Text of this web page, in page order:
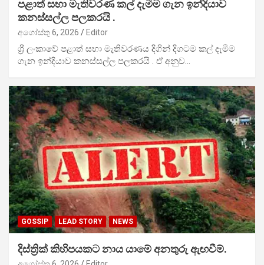
පළාත් සභා මැතිවරණ කල් දැමීම ගැන ඉන්දියාව
කනස්සල්ල පලකරයි .
අගෝස්තු 6, 2026 Editor
ශ්‍රී ලංකාවේ පළාත් සභා මැතිවරණය දිගින් දිගටම කල් දැමීම
ගැන ඉන්දියාව කනස්සල්ල පලකරයි . ඒ අනුව…
GOSSIP LEAD STORY NEWS
දිස්ත්‍රික් කිහිපයකට නාය යාමේ අනතුරු ඇඟවීම්.